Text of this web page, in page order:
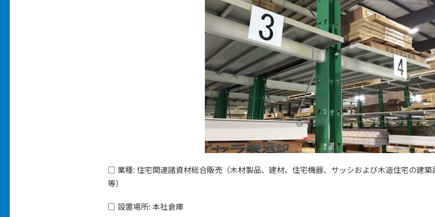
□ 業種: 住宅関連諸資材総合販売（木材製品、建材、住宅機器、サッシおよび木造住宅の建
等）
□ 設置場所: 本社倉庫